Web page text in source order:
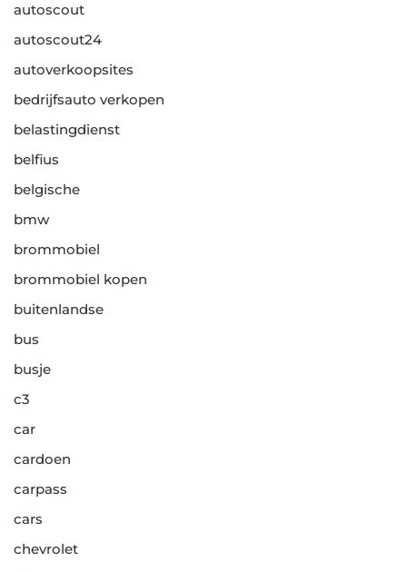
autoscout
autoscout24
autoverkoopsites
bedrijfsauto verkopen
belastingdienst
belfius
belgische
bmw
brommobiel
brommobiel kopen
buitenlandse
bus
busje
c3
car
cardoen
carpass
cars
chevrolet